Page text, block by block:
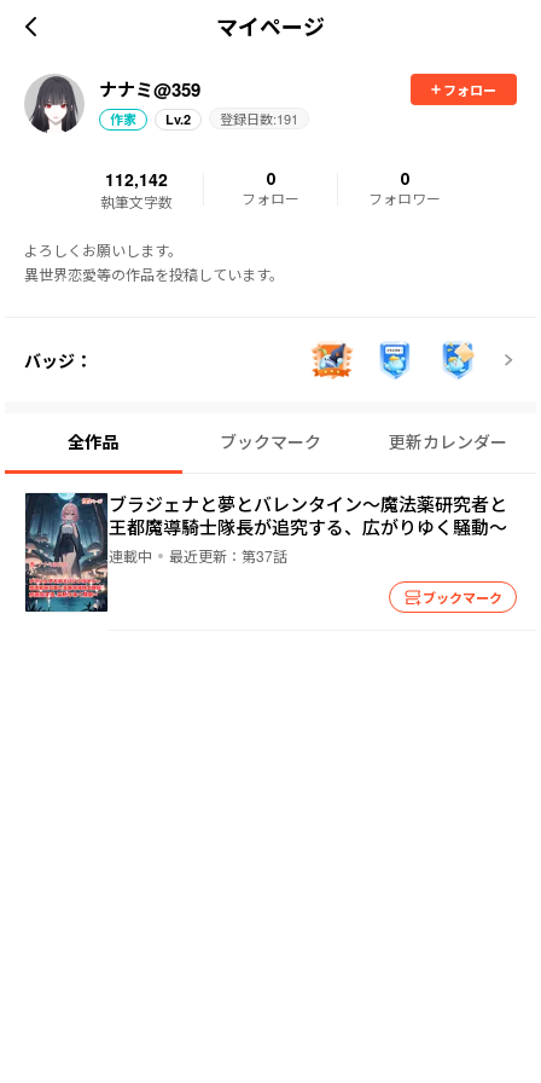
マイページ
ナナミ@359
フォロー
作家
Lv.2 登録日数:191
112,142
執筆文字数
0
フォロー
0
フォロワー
よろしくお願いします。
異世界恋愛等の作品を投稿しています。
バッジ：
全作品 ブックマーク 更新カレンダー
ブラジェナと夢とバレンタイン～魔法薬研究者と
王都魔導騎士隊長が追究する、広がりゆく騒動～
連載中 最近更新： 第37話
ブックマーク